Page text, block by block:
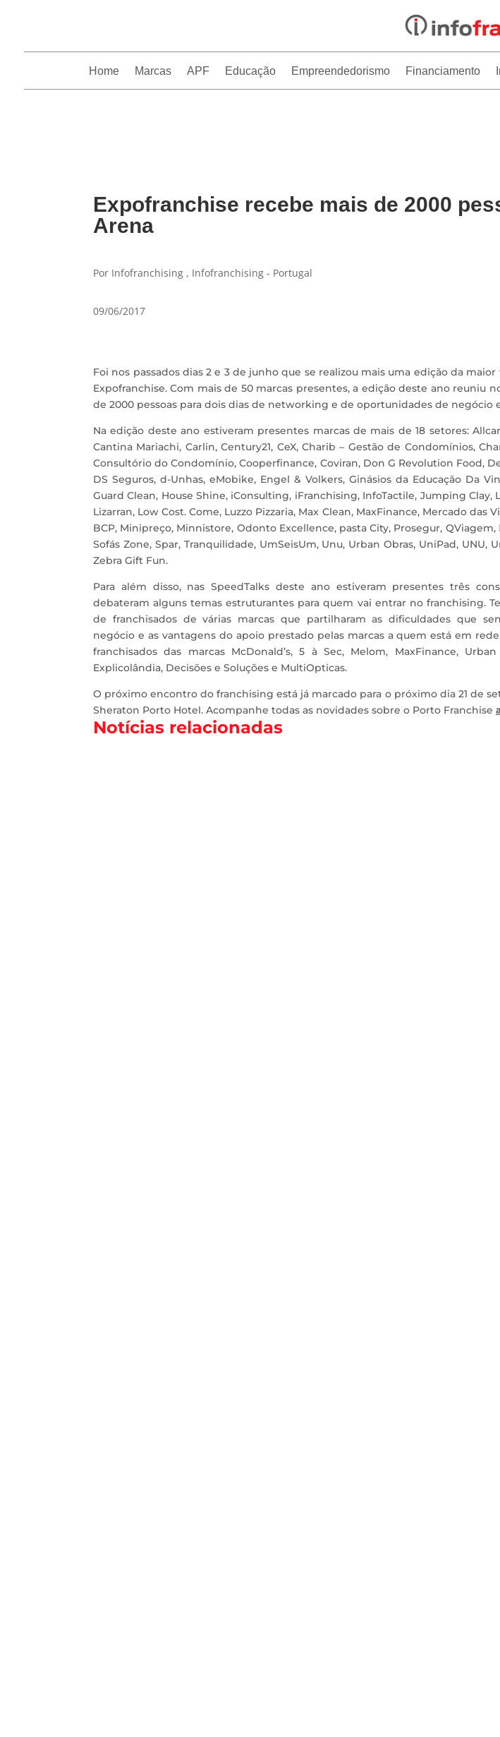
Home Marcas APF Educação Empreendedorismo Financiamento
Expofranchise recebe mais de 2000
Arena
Por Infofranchising , Infofranchising - Portugal
09/06/2017
Foi nos passados dias 2 e 3 de junho que se realizou mais uma edição da
Expofranchise. Com mais de 50 marcas presentes, a edição deste ano reuniu
de 2000 pessoas para dois dias de networking e de oportunidades de negócio
Na edição deste ano estiveram presentes marcas de mais de 18 setores:
Cantina Mariachi, Carlin, Century21, CeX, Charib – Gestão de Condomínios,
Consultório do Condomínio, Cooperfinance, Coviran, Don G Revolution Food,
DS Seguros, d-Unhas, eMobike, Engel & Volkers, Ginásios da Educação Da
Guard Clean, House Shine, iConsulting, iFranchising, InfoTactile, Jumping Clay,
Lizarran, Low Cost. Come, Luzzo Pizzaria, Max Clean, MaxFinance, Mercado das
BCP, Minipreço, Minnistore, Odonto Excellence, pasta City, Prosegur,
Sofás Zone, Spar, Tranquilidade, UmSeisUm, Unu, Urban Obras, UniPad, UNU,
Zebra Gift Fun.
Para além disso, nas SpeedTalks deste ano estiveram presentes três
debateram alguns temas estruturantes para quem vai entrar no franchising.
de franchisados de várias marcas que partilharam as dificuldades que
negócio e as vantagens do apoio prestado pelas marcas a quem está em
franchisados das marcas McDonald’s, 5 à Sec, Melom, MaxFinance,
Explicolândia, Decisões e Soluções e MultiOpticas.
O próximo encontro do franchising está já marcado para o próximo dia 21 de
Sheraton Porto Hotel. Acompanhe todas as novidades sobre o Porto Franchise
Notícias relacionadas